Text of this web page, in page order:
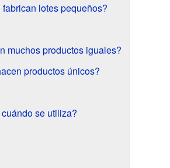
lotes pequeños?
muchos productos iguales?
productos únicos?
se utiliza?